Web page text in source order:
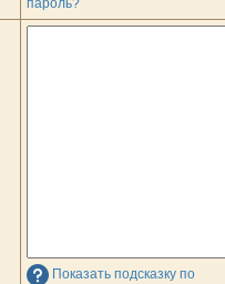
пароль?
Показать подсказку по